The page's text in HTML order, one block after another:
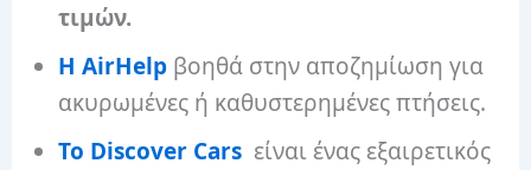
τιμών.
Η AirHelp βοηθά στην αποζημίωση για
ακυρωμένες ή καθυστερημένες πτήσεις.
Το Discover Cars είναι ένας εξαιρετικός